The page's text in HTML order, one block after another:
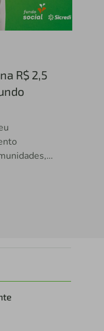
R$ 2,5